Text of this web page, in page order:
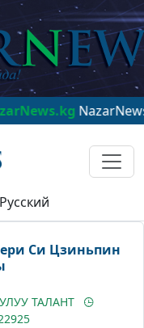
NazarNews - в
Русский
Си Цзиньпин
ТАЛАНТ